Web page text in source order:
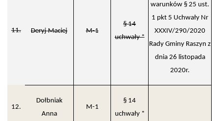
11. Deryj Maciej M-1
§ 14
uchwały *
warunków § 25 ust.
1 pkt 5 Uchwały Nr
XXXIV/290/2020
Rady Gminy Raszyn z
dnia 26 listopada
2020r.
12.
Dołbniak
Anna
M-1
§ 14
uchwały *